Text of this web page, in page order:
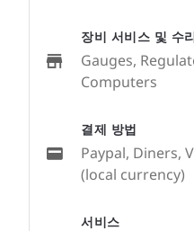
서비스
장비 서비스 및 수
Gauges,
Computers
결제 방법
Paypal, Diners,
(local currency)